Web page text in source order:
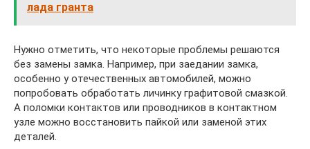
лада гранта
Нужно отметить, что некоторые проблемы решаются
без замены замка. Например, при заедании замка,
особенно у отечественных автомобилей, можно
попробовать обработать личинку графитовой смазкой.
А поломки контактов или проводников в контактном
узле можно восстановить пайкой или заменой этих
деталей.